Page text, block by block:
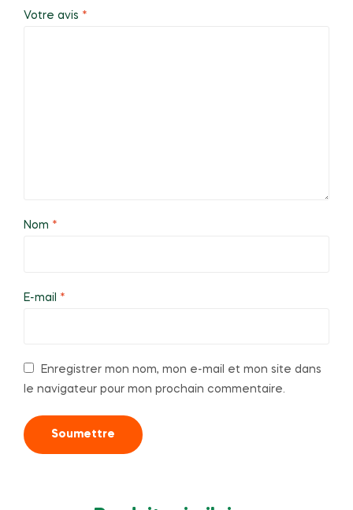
Votre avis *
Nom *
E-mail *
Enregistrer mon nom, mon e-mail et mon site dans
le navigateur pour mon prochain commentaire.